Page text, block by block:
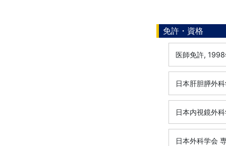
免許・資格
医師免許,
日本肝胆膵外
日本内視鏡外
日本外科学会